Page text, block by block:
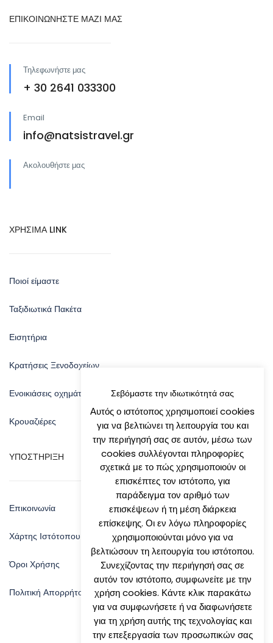
ΕΠΙΚΟΙΝΩΝΗΣΤΕ ΜΑΖΙ ΜΑΣ
Τηλεφωνήστε μας
+ 30 2641 033300
Email
info@natsistravel.gr
Ακολουθήστε μας
ΧΡΗΣΙΜΑ LINK
Ποιοί είμαστε
Ταξιδιωτικά Πακέτα
Εισητήρια
Κρατήσεις Ξενοδοχείων
Ενοικιάσεις οχημάτων
Κρουαζιέρες
ΥΠΟΣΤΗΡΙΞΗ
Επικοινωνία
Χάρτης Ιστότοπου
Όροι Χρήσης
Πολιτική Απορρήτου
Σεβόμαστε την ιδιωτικότητά σας
Αυτός ο ιστότοπος χρησιμοποιεί cookies
για να βελτιώνει τη λειτουργία του και
την περιήγησή σας σε αυτόν, μέσω των
cookies συλλέγονται πληροφορίες
σχετικά με το πώς χρησιμοποιούν οι
επισκέπτες τον ιστότοπο, για
παράδειγμα τον αριθμό των
επισκέψεων ή τη μέση διάρκεια
επίσκεψης. Οι εν λόγω πληροφορίες
χρησιμοποιούνται μόνο για να
βελτιώσουν τη λειτουργία του ιστότοπου.
Συνεχίζοντας την περιήγησή σας σε
αυτόν τον ιστότοπο, συμφωνείτε με την
χρήση cookies. Κάντε κλικ παρακάτω
για να συμφωνήσετε ή να διαφωνήσετε
για τη χρήση αυτής της τεχνολογίας και
την επεξεργασία των προσωπικών σας